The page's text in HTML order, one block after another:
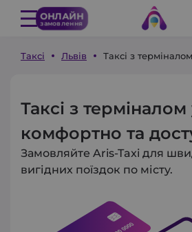
ОНЛАЙН
замовлення
Таксі Львів Таксі з
Таксі з терміналом
комфортно та
Замовляйте Aris-Taxi для
вигідних поїздок по місту.